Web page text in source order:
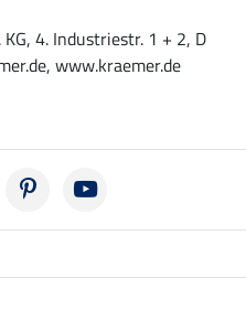
4. Industriestr. 1 + 2, D
www.kraemer.de